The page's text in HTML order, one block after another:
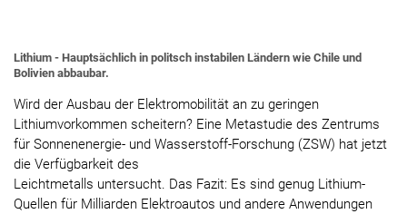
Lithium - Hauptsächlich in politsch instabilen Ländern wie Chile und
Bolivien abbaubar.
Wird der Ausbau der Elektromobilität an zu geringen
Lithiumvorkommen scheitern? Eine Metastudie des Zentrums
für Sonnenenergie- und Wasserstoff-Forschung (ZSW) hat jetzt
die Verfügbarkeit des
Leichtmetalls untersucht. Das Fazit: Es sind genug Lithium-
Quellen für Milliarden Elektroautos und andere Anwendungen